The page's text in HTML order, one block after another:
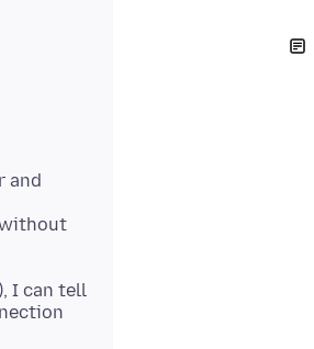
and
I can tell